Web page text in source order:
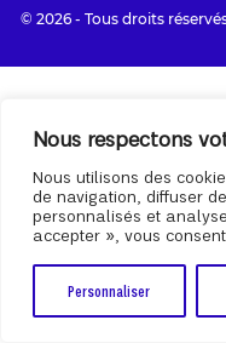
Nous respectons
Nous utilisons des
de navigation, diffuser
personnalisés et
accepter », vous
Personnaliser
© 2026 - Tous droits